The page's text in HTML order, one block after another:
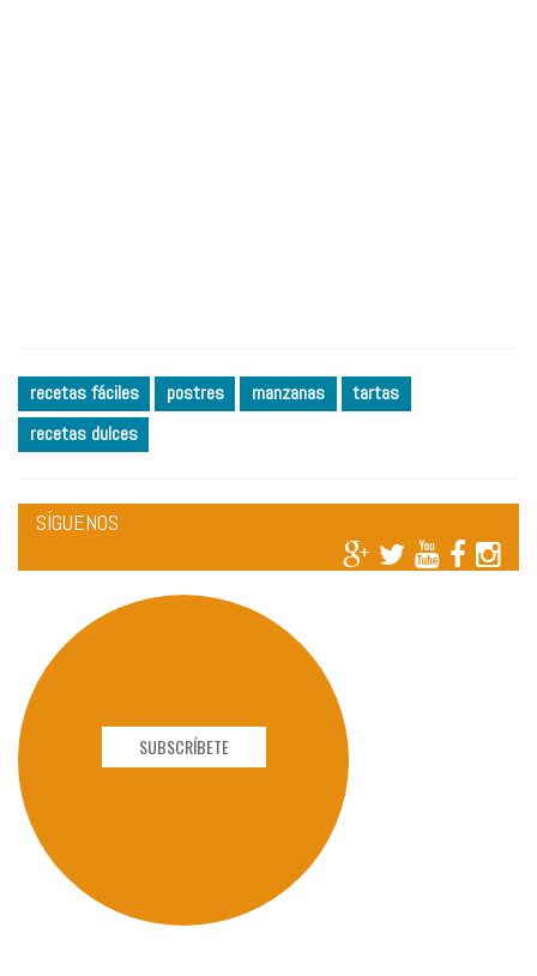
recetas fáciles postres manzanas
tartas
recetas dulces
SÍGUENOS
SUBSCRÍBETE